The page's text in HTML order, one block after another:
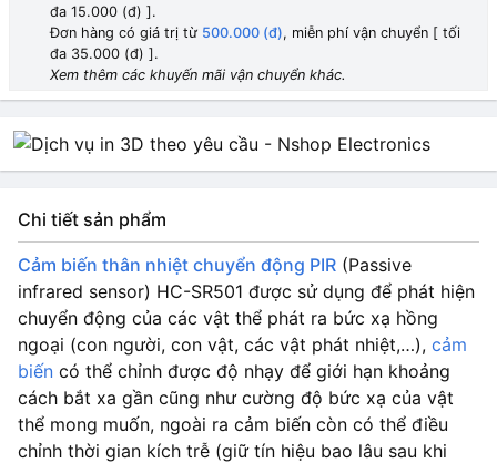
đa 15.000 (đ) ].
Đơn hàng có giá trị từ 500.000 (đ), miễn phí vận chuyển [ tối
đa 35.000 (đ) ].
Xem thêm các khuyến mãi vận chuyển khác.
Chi tiết sản phẩm
Cảm biến thân nhiệt chuyển động PIR (Passive
infrared sensor) HC-SR501 được sử dụng để phát hiện
chuyển động của các vật thể phát ra bức xạ hồng
ngoại (con người, con vật, các vật phát nhiệt,…), cảm
biến có thể chỉnh được độ nhạy để giới hạn khoảng
cách bắt xa gần cũng như cường độ bức xạ của vật
thể mong muốn, ngoài ra cảm biến còn có thể điều
chỉnh thời gian kích trễ (giữ tín hiệu bao lâu sau khi